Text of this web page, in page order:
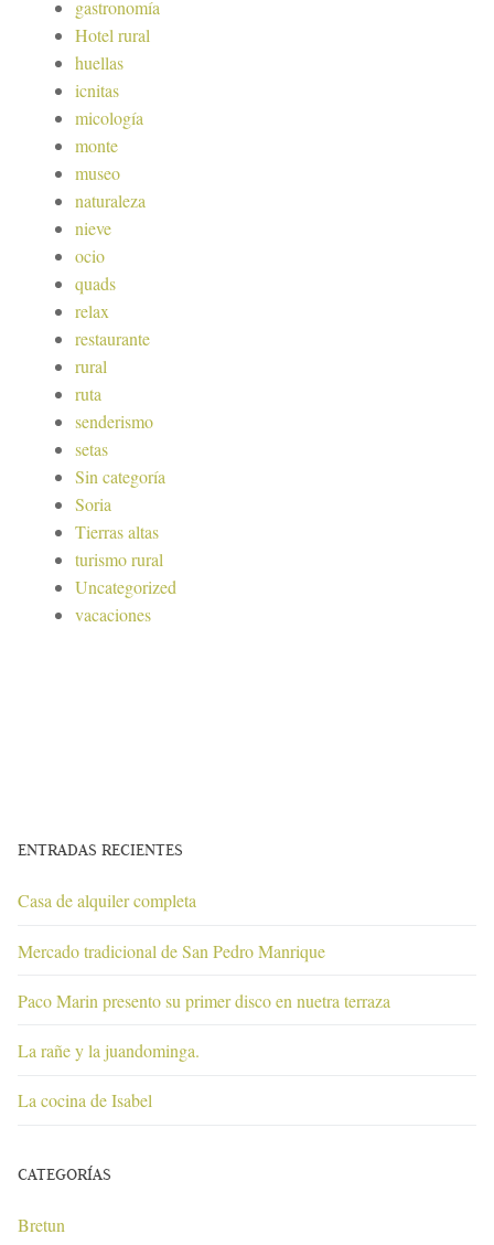
gastronomía
Hotel rural
huellas
icnitas
micología
monte
museo
naturaleza
nieve
ocio
quads
relax
restaurante
rural
ruta
senderismo
setas
Sin categoría
Soria
Tierras altas
turismo rural
Uncategorized
vacaciones
ENTRADAS RECIENTES
Casa de alquiler completa
Mercado tradicional de San Pedro Manrique
Paco Marin presento su primer disco en nuetra terraza
La rañe y la juandominga.
La cocina de Isabel
CATEGORÍAS
Bretun